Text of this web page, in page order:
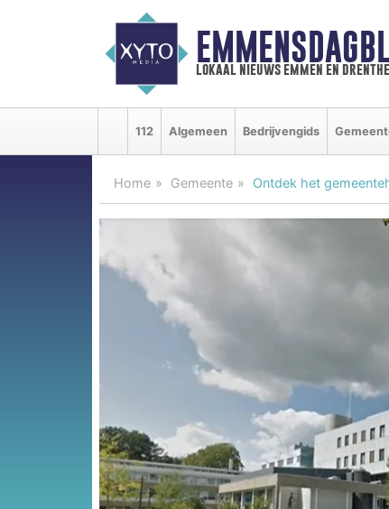
lokaal nieuws emmen en drenthe
112 Algemeen Bedrijvengids
Home Gemeente Ontdek het